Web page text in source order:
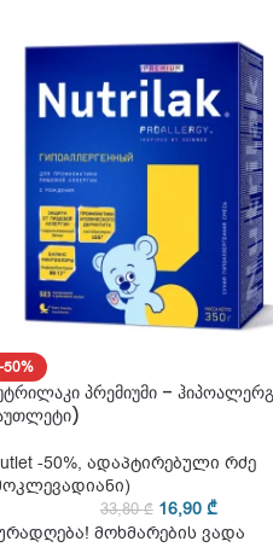
-50%
პრემიუმი –
-50%, ადაპტირებული რძე
33,80₾ 16,90 ₾
მოხმარების ვადა